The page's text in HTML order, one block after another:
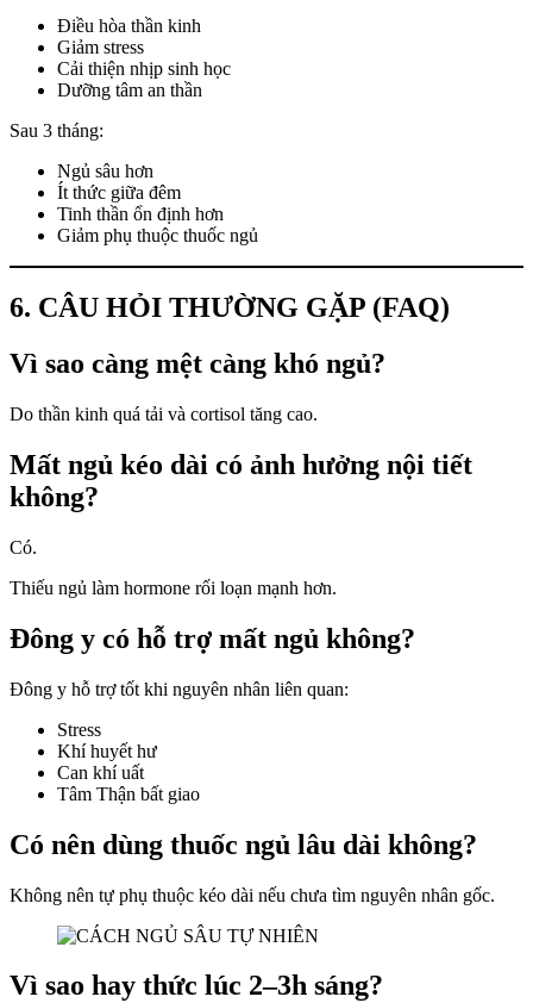
Điều hòa thần kinh
Giảm stress
Cải thiện nhịp sinh học
Dưỡng tâm an thần
Sau 3 tháng:
Ngủ sâu hơn
Ít thức giữa đêm
Tinh thần ổn định hơn
Giảm phụ thuộc thuốc ngủ
6. CÂU HỎI THƯỜNG GẶP (FAQ)
Vì sao càng mệt càng khó ngủ?
Do thần kinh quá tải và cortisol tăng cao.
Mất ngủ kéo dài có ảnh hưởng nội tiết
không?
Có.
Thiếu ngủ làm hormone rối loạn mạnh hơn.
Đông y có hỗ trợ mất ngủ không?
Đông y hỗ trợ tốt khi nguyên nhân liên quan:
Stress
Khí huyết hư
Can khí uất
Tâm Thận bất giao
Có nên dùng thuốc ngủ lâu dài không?
Không nên tự phụ thuộc kéo dài nếu chưa tìm nguyên nhân gốc.
Vì sao hay thức lúc 2–3h sáng?